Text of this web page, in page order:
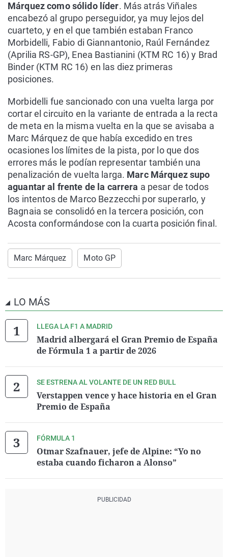
Márquez como sólido líder. Más atrás Viñales
encabezó al grupo perseguidor, ya muy lejos del
cuarteto, y en el que también estaban Franco
Morbidelli, Fabio di Giannantonio, Raúl Fernández
(Aprilia RS-GP), Enea Bastianini (KTM RC 16) y Brad
Binder (KTM RC 16) en las diez primeras
posiciones.
Morbidelli fue sancionado con una vuelta larga por
cortar el circuito en la variante de entrada a la recta
de meta en la misma vuelta en la que se avisaba a
Marc Márquez de que había excedido en tres
ocasiones los límites de la pista, por lo que dos
errores más le podían representar también una
penalización de vuelta larga. Marc Márquez supo
aguantar al frente de la carrera a pesar de todos
los intentos de Marco Bezzecchi por superarlo, y
Bagnaia se consolidó en la tercera posición, con
Acosta conformándose con la cuarta posición final.
Marc Márquez Moto GP
LO MÁS
LLEGA LA F1 A MADRID
Madrid albergará el Gran Premio de España
de Fórmula 1 a partir de 2026
SE ESTRENA AL VOLANTE DE UN RED BULL
Verstappen vence y hace historia en el Gran
Premio de España
FÓRMULA 1
Otmar Szafnauer, jefe de Alpine: “Yo no
estaba cuando ficharon a Alonso”